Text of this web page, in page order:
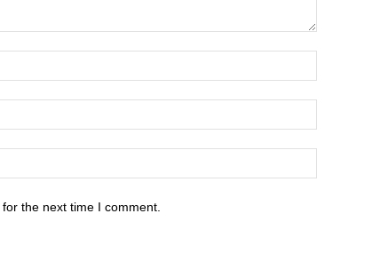
the next time I comment.